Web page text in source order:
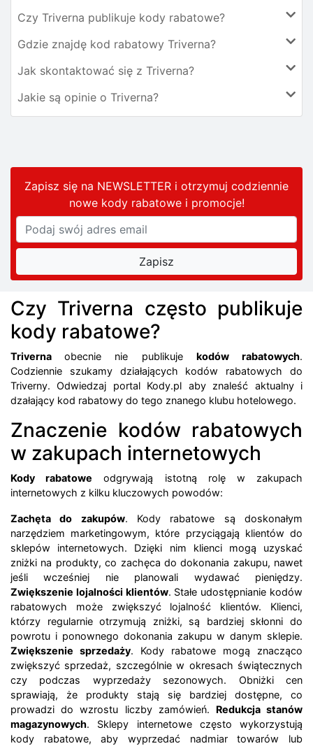
Czy Triverna publikuje kody rabatowe?
Gdzie znajdę kod rabatowy Triverna?
Jak skontaktować się z Triverna?
Jakie są opinie o Triverna?
Zapisz się na NEWSLETTER i otrzymuj codziennie
nowe kody rabatowei promocje!
Czy Triverna często publikuje
kody rabatowe?
Trivernaobecnie nie publikuje kodów rabatowych.
Codziennie szukamy działających kodów rabatowych do
Triverny. Odwiedzaj portal Kody.pl aby znaleść aktualny i
dzałający kod rabatowy do tego znanego klubu hotelowego.
Znaczenie kodów rabatowych
w zakupach internetowych
Kody rabatowe odgrywają istotną rolę w zakupach
internetowych z kilku kluczowych powodów:
Zachęta do zakupów. Kody rabatowe są doskonałym
narzędziem marketingowym, które przyciągają klientów do
sklepów internetowych. Dzięki nim klienci mogą uzyskać
zniżki na produkty, co zachęca do dokonania zakupu, nawet
jeśli wcześniej nie planowali wydawać pieniędzy.
Zwiększenie lojalności klientów. Stałe udostępnianie kodów
rabatowych może zwiększyć lojalność klientów. Klienci,
którzy regularnie otrzymują zniżki, są bardziej skłonni do
powrotu i ponownego dokonania zakupu w danym sklepie.
Zwiększenie sprzedaży. Kody rabatowe mogą znacząco
zwiększyć sprzedaż, szczególnie w okresach świątecznych
czy podczas wyprzedaży sezonowych. Obniżki cen
sprawiają, że produkty stają się bardziej dostępne, co
prowadzi do wzrostu liczby zamówień. Redukcja stanów
magazynowych. Sklepy internetowe często wykorzystują
kody rabatowe, aby wyprzedać nadmiar towarów lub